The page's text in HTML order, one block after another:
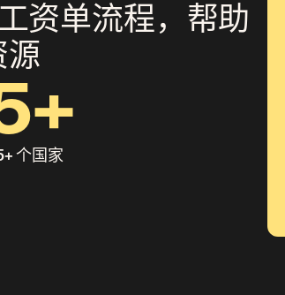
资单流程，帮助
源
个国家